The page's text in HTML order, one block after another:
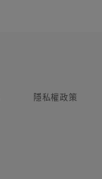
隱私權政策